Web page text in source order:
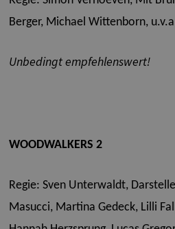
Berger, Michael Wittenborn,
Unbedingt empfehlenswert!
WOODWALKERS 2
Regie: Sven Unterwaldt,
Masucci, Martina Gedeck, Lilli